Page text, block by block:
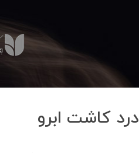
درد کاشت ابرو